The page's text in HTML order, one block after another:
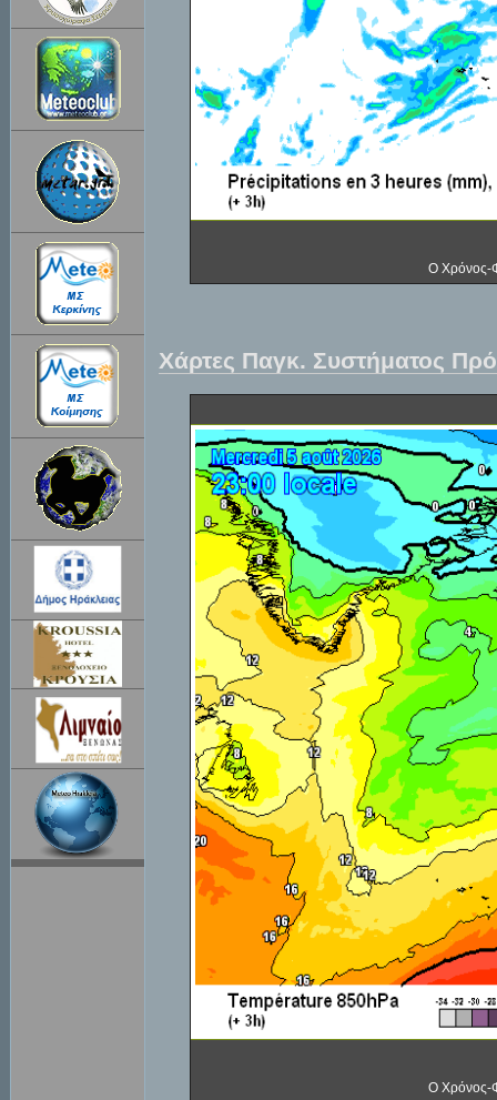
Ο Χρόνος-
Χάρτες Παγκ. Συστήματος
Ο Χρόνος-